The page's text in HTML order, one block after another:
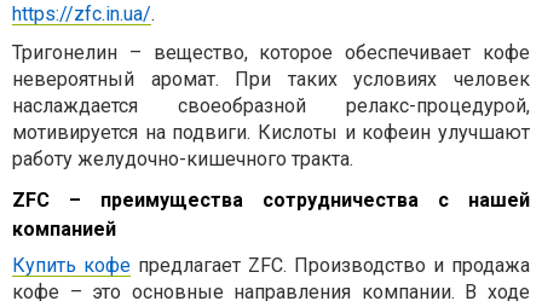
https://zfc.in.ua/.
Тригонелин – вещество, которое обеспечивает кофе
невероятный аромат. При таких условиях человек
наслаждается своеобразной релакс-процедурой,
мотивируется на подвиги. Кислоты и кофеин улучшают
работу желудочно-кишечного тракта.
ZFC – преимущества сотрудничества с нашей
компанией
Купить кофе предлагает ZFC. Производство и продажа
кофе – это основные направления компании. В ходе